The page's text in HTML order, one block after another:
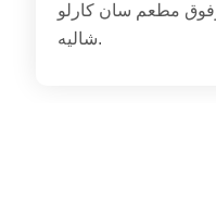
مطعم سان كارلو
شاليه.